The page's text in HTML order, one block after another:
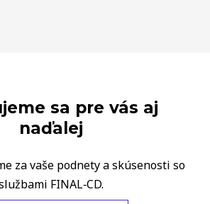
sa pre vás aj
naďalej
za vaše podnety a skúsenosti so
FINAL‑CD.